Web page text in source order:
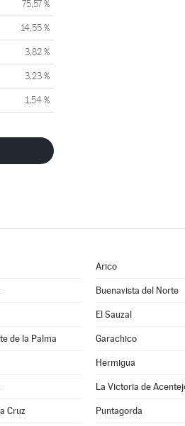
75,57 %
14,55 %
3,82 %
3,23 %
1,54 %
Arico
Buenavista del Norte
El Sauzal
de la Palma Garachico
Hermigua
La Victoria de
Cruz Puntagorda